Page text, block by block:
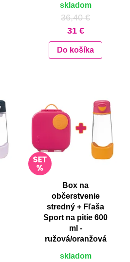
skladom
36,40 €
31 €
Do košíka
Box na
občerstvenie
stredný + Fľaša
Sport na pitie 600
ml -
ružová/oranžová
skladom